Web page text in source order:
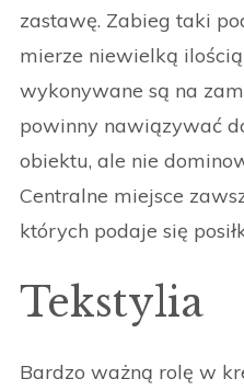
zastawę. Zabieg taki
mierze niewielką
wykonywane są na
powinny nawiązywać
obiektu, ale nie
Centralne miejsce
których podaje się
Tekstylia
Bardzo ważną rolę w